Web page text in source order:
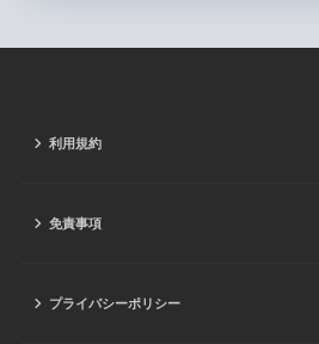
利用規約
免責事項
プライバシーポリシー